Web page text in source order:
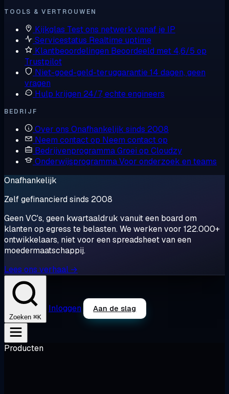
TOOLS & VERTROUWEN
Kijkglas Test ons netwerk vanaf je IP
Servicestatus Realtime uptime
Klantbeoordelingen Beoordeeld met 4,6/5 op
Trustpilot
Niet-goed-geld-teruggarantie14 dagen, geen
vragen
Hulp krijgen 24/7, echte engineers
BEDRIJF
Over ons Onafhankelijk sinds 2008
Neem contact op Neem contact op
BedrijvenprogrammaGroei op Cloudzy
OnderwijsprogrammaVoor onderzoek en teams
Onafhankelijk
Zelf gefinancierd sinds 2008
Geen VC's, geen kwartaaldruk vanuit een board om
klanten op egress te belasten. We werken voor 122.000+
ontwikkelaars, niet voor een spreadsheet van een
moedermaatschappij.
Lees ons verhaal →
Zoeken ⌘K
Inloggen Aan de slag
Producten